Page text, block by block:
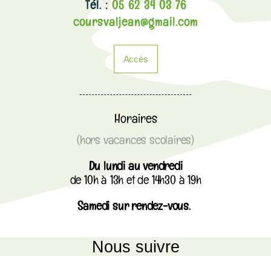
Tél. : 05 62 34 03 76
coursvaljean@gmail.com
Accès
Horaires
(hors vacances scolaires)
Du lundi au vendredi
de 10h à 13h et de 14h30 à 19h
Samedi sur rendez-vous.
Nous suivre